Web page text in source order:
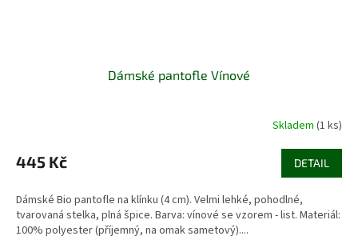
Dámské pantofle Vínové
Skladem (1 ks)
445 Kč DETAIL
Dámské Bio pantofle na klínku (4 cm). Velmi lehké, pohodlné,
tvarovaná stelka, plná špice. Barva: vínové se vzorem - list. Materiál:
100% polyester (příjemný, na omak sametový)....